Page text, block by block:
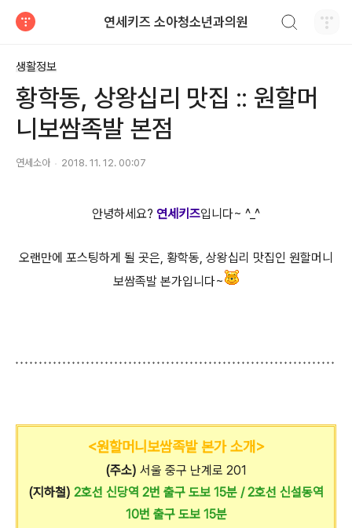
연세키즈 소아청소년과의원
생활정보
황학동, 상왕십리 맛집 :: 원할머
니보쌈족발 본점
연세소아 2018. 11. 12. 00:07
안녕하세요? 연세키즈입니다~ ^_^
오랜만에 포스팅하게 될 곳은, 황학동, 상왕십리 맛집인 원할머니
보쌈족발 본가입니다~
<원할머니보쌈족발 본가 소개>
(주소) 서울 중구 난계로 201
(지하철) 2호선 신당역 2번 출구 도보 15분 / 2호선 신설동역
10번 출구 도보 15분